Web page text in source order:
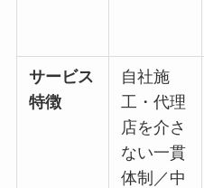
サービス
特徴
自社施
工・代理
店を介さ
ない一貫
体制／中